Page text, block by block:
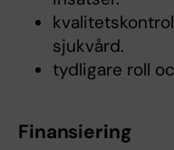
sjukvård.
tydligare roll
Finansiering